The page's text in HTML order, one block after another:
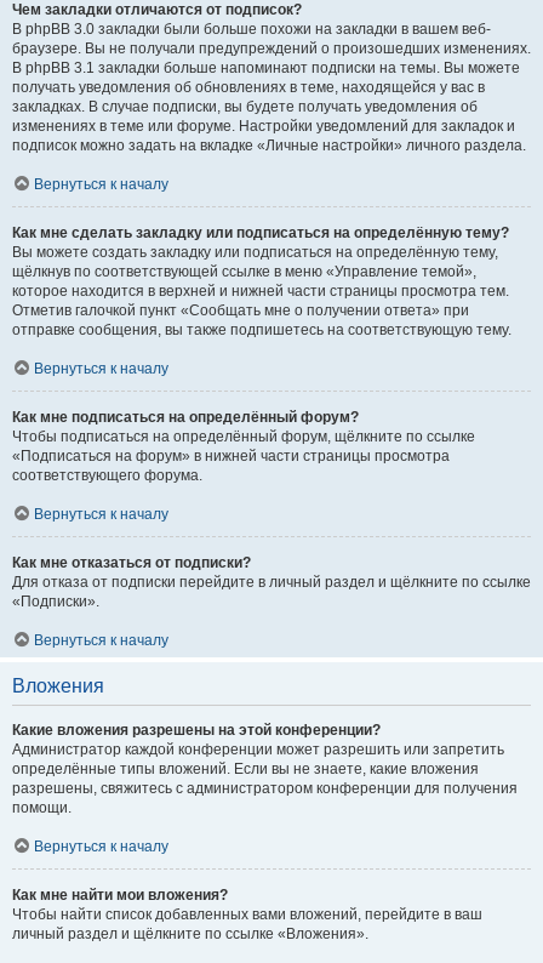
Чем закладки отличаются от подписок?
В phpBB 3.0 закладки были больше похожи на закладки в вашем веб-
браузере. Вы не получали предупреждений о произошедших изменениях.
В phpBB 3.1 закладки больше напоминают подписки на темы. Вы можете
получать уведомления об обновлениях в теме, находящейся у вас в
закладках. В случае подписки, вы будете получать уведомления об
изменениях в теме или форуме. Настройки уведомлений для закладок и
подписок можно задать на вкладке «Личные настройки» личного раздела.
Вернуться к началу
Как мне сделать закладку или подписаться на определённую тему?
Вы можете создать закладку или подписаться на определённую тему,
щёлкнув по соответствующей ссылке в меню «Управление темой»,
которое находится в верхней и нижней части страницы просмотра тем.
Отметив галочкой пункт «Сообщать мне о получении ответа» при
отправке сообщения, вы также подпишетесь на соответствующую тему.
Вернуться к началу
Как мне подписаться на определённый форум?
Чтобы подписаться на определённый форум, щёлкните по ссылке
«Подписаться на форум» в нижней части страницы просмотра
соответствующего форума.
Вернуться к началу
Как мне отказаться от подписки?
Для отказа от подписки перейдите в личный раздел и щёлкните по ссылке
«Подписки».
Вернуться к началу
Вложения
Какие вложения разрешены на этой конференции?
Администратор каждой конференции может разрешить или запретить
определённые типы вложений. Если вы не знаете, какие вложения
разрешены, свяжитесь с администратором конференции для получения
помощи.
Вернуться к началу
Как мне найти мои вложения?
Чтобы найти список добавленных вами вложений, перейдите в ваш
личный раздел и щёлкните по ссылке «Вложения».